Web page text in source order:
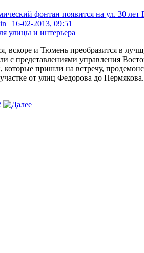
фонтан появится на ул. 30
| 16-02-2013, 09:51
улицы и интерьера
вскоре и Тюмень преобразится в
с представлениями управления
пришли на встречу,
от улиц Федорова до Пермякова.